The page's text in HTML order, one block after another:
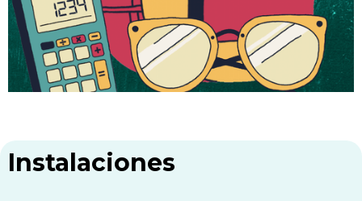
Instalaciones